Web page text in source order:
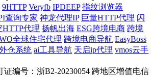
9HTTP Veryfb IPDEEP 指纹浏览器
查询专家 神龙代理IP 巨量HTTP代理 闪
HTTP代理 扬帆出海 ESG跨境电商 跨境
全球住宅代理 跨境电商导航 EasyBoss
仓系统 ai工具导航 天启ip代理 vmos云手
编号：浙B2-20230054 跨地区增值电信